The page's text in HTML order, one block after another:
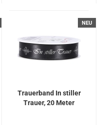
NEU
Trauerband In stiller
Trauer, 20 Meter